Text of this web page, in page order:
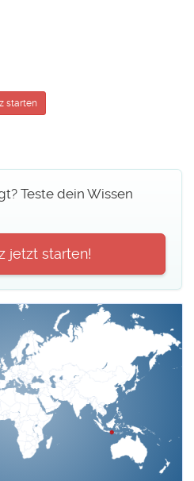
starten
Teste dein Wissen
jetzt starten!